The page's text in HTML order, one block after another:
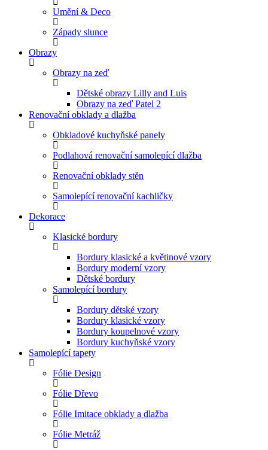
Umění & Deco
Západy slunce
Obrazy
Obrazy na zeď
Dětské obrazy Lilly and Luis
Obrazy na zeď Patel 2
Renovační obklady a dlažba
Obkladové kuchyňské panely
Podlahová renovační samolepící dlažba
Renovační obklady stěn
Samolepící renovační kachličky
Dekorace
Klasické bordury
Bordury klasické a květinové vzory
Bordury moderní vzory
Dětské bordury
Samolepící bordury
Bordury dětské vzory
Bordury klasické vzory
Bordury koupelnové vzory
Bordury kuchyňské vzory
Samolepící tapety
Fólie Design
Fólie Dřevo
Fólie Imitace obklady a dlažba
Fólie Metráž